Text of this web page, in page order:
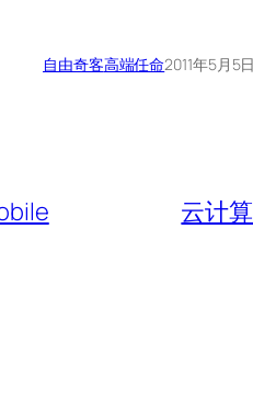
自由奇客高端任命2011年5月5日
云计